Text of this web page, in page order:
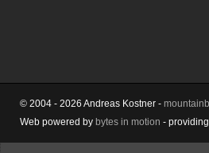
© 2004 - 2026 Andreas Kostner -
Web powered by bytes in motion - providing